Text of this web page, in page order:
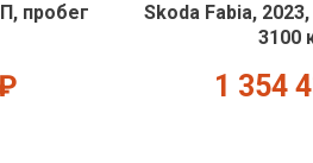
пробег
Skoda Fabia,
3100
1 354